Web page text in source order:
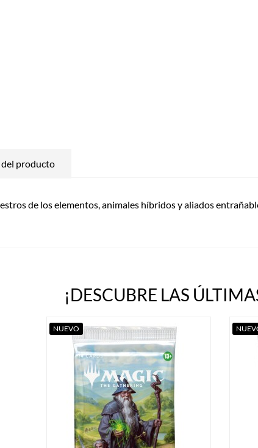
producto
de los elementos, animales híbridos y aliados
¡DESCUBRE LAS
NUEVO